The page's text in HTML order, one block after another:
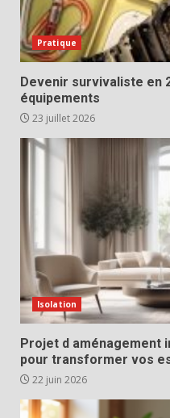
Pratique
Devenir survivaliste en
équipements
23 juillet 2026
Isolation
Projet d aménagement
pour transformer vos
22 juin 2026